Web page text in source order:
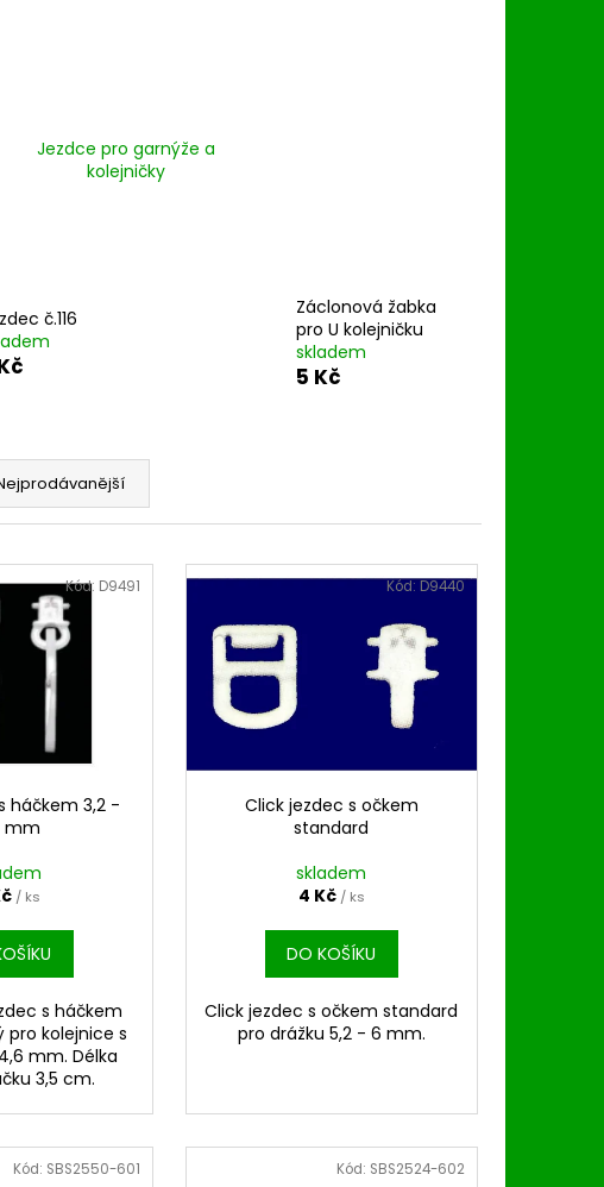
Jezdce pro garnýže a
kolejničky
č.116
Záclonová žabka
pro U kolejničku
skladem
5 Kč
háčkem 3,2 -
mm
/ ks
s háčkem
pro kolejnice s
mm. Délka
3,5 cm.
Kód: D9491
Click jezdec s očkem
standard
skladem
4 Kč / ks
DO KOŠÍKU
Click jezdec s očkem standard
pro drážku 5,2 - 6 mm.
Kód: D9440
Kód: SBS2550-601 Kód: SBS2524-602